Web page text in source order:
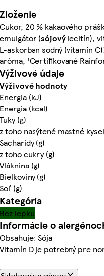
Zloženie
Cukor, 20 % kakaového
emulgátor (sójový lecitín),
L-askorban sodný (vitamín
aróma, ¹Certifikované
Výživové údaje
Výživové hodnoty
Energia (kJ)
Energia (kcal)
Tuky (g)
z toho nasýtené mastné
Sacharidy (g)
z toho cukry (g)
Vláknina (g)
Bielkoviny (g)
Soľ (g)
Kategória
Bez lepku
Informácie o
Obsahuje: Sója
Vitamín D je potrebný pre